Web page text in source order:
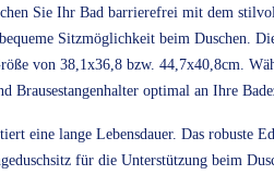
Sie Ihr Bad barrierefrei mit dem
Sitzmöglichkeit beim Duschen.
von 38,1x36,8 bzw. 44,7x40,8cm.
Brausestangenhalter optimal an Ihre
eine lange Lebensdauer. Das robuste
für die Unterstützung beim